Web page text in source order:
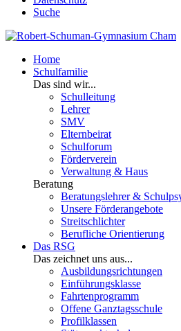
Suche
Home
Schulfamilie
Das sind wir...
Schulleitung
Lehrer
SMV
Elternbeirat
Schulforum
Förderverein
Verwaltung & Haus
Beratung
Beratungslehrer &
Unsere Förderangebote
Streitschlichter
Berufliche Orientierung
Das RSG
Das zeichnet uns aus...
Ausbildungsrichtungen
Einführungsklasse
Fahrtenprogramm
Offene Ganztagsschule
Profilklassen